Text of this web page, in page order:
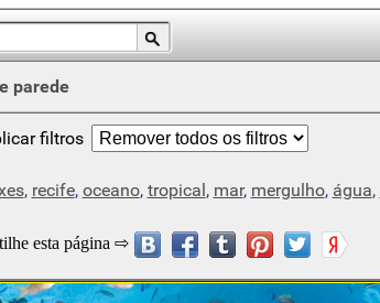
parede
filtros
, recife, oceano, tropical, mar, mergulho, água,